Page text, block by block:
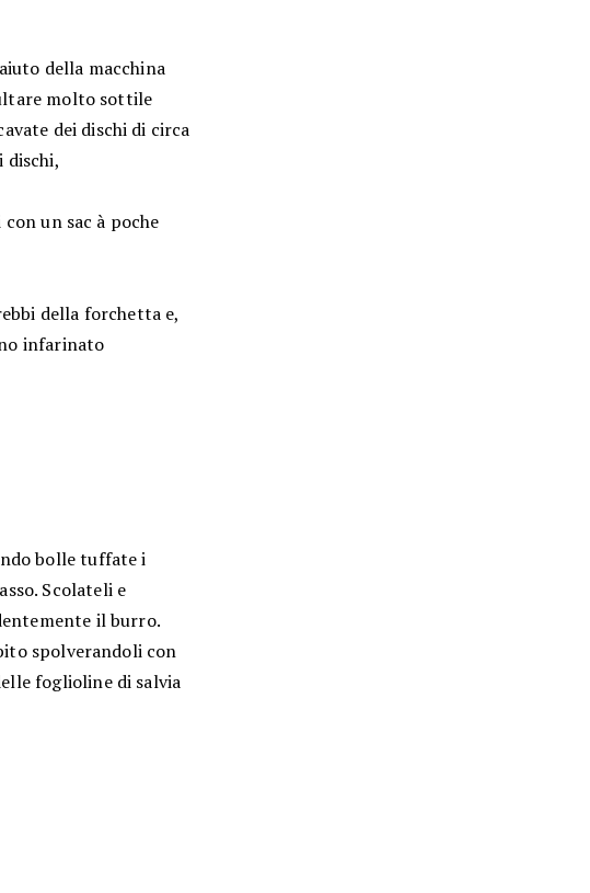
della macchina
molto sottile
dei dischi di circa
dischi,
un sac à poche
della forchetta e,
infarinato
bolle tuffate i
Scolateli e
il burro.
spolverandoli con
foglioline di salvia